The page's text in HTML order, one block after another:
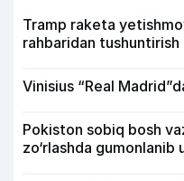
Tramp raketa
rahbaridan
Vinisius “Real
Pokiston sobiq bosh
zo‘rlashda